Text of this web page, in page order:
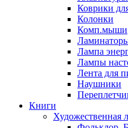
Коврики
Колонки
Комп.мыши
Лампа
Лампы
Лента для
Наушники
Книги
Художественная